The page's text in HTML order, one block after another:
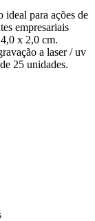
para ações de
empresariais
x 2,0 cm.
a laser / uv
25 unidades.